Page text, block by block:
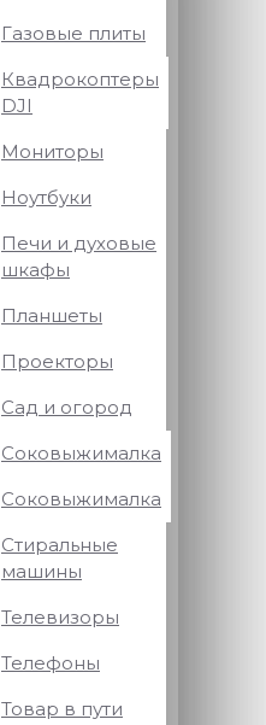
Газовые плиты
Квадрокоптеры
DJI
Мониторы
Ноутбуки
Печи и духовые
шкафы
Планшеты
Проекторы
Сад и огород
Соковыжималка
Соковыжималка
Стиральные
машины
Телевизоры
Телефоны
Товар в пути